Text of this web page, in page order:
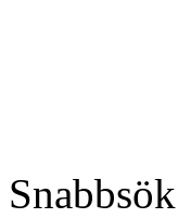
Snabbsök